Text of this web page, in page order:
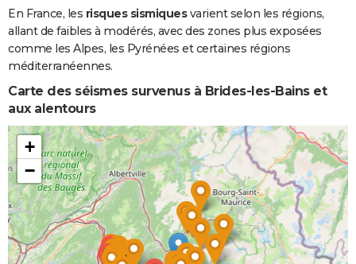
En France, les risques sismiquesvarient selon les régions,
allant de faibles à modérés, avec des zones plus exposées
comme les Alpes, les Pyrénées et certaines régions
méditerranéennes.
Carte des séismes survenus à Brides-les-Bains et
aux alentours
+
−